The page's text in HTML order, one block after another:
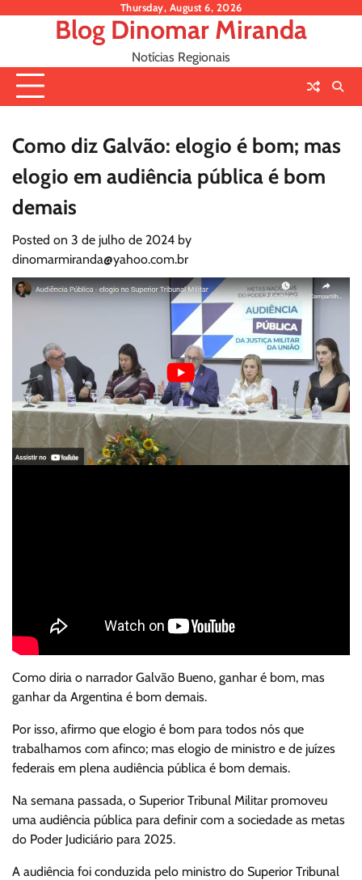
Thursday, August 6, 2026
Blog Dinomar Miranda
Notícias Regionais
Como diz Galvão: elogio é bom; mas
elogio em audiência pública é bom
demais
Posted on 3 de julho de 2024 by
dinomarmiranda@yahoo.com.br
Como diria o narrador Galvão Bueno, ganhar é bom, mas
ganhar da Argentina é bom demais.
Por isso, afirmo que elogio é bom para todos nós que
trabalhamos com afinco; mas elogio de ministro e de juízes
federais em plena audiência pública é bom demais.
Na semana passada, o Superior Tribunal Militar promoveu
uma audiência pública para definir com a sociedade as metas
do Poder Judiciário para 2025.
A audiência foi conduzida pelo ministro do Superior Tribunal